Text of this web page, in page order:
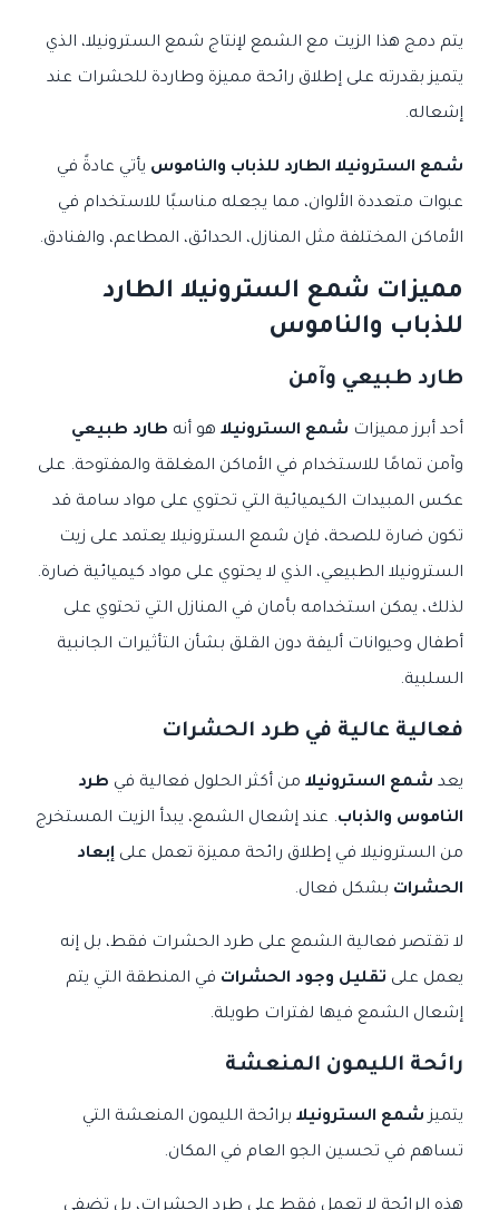
يتم دمج هذا الزيت مع الشمع لإنتاج شمع السترونيلا، الذي
يتميز بقدرته على إطلاق رائحة مميزة وطاردة للحشرات عند
إشعاله.
شمع السترونيلا الطارد للذباب والناموس يأتي عادةً في
عبوات متعددة الألوان، مما يجعله مناسبًا للاستخدام في
الأماكن المختلفة مثل المنازل، الحدائق، المطاعم، والفنادق.
مميزات شمع السترونيلا الطارد
للذباب والناموس
طارد طبيعي وآمن
أحد أبرز مميزات شمع السترونيلا هو أنه طارد طبيعي
وآمن تمامًا للاستخدام في الأماكن المغلقة والمفتوحة. على
عكس المبيدات الكيميائية التي تحتوي على مواد سامة قد
تكون ضارة للصحة، فإن شمع السترونيلا يعتمد على زيت
السترونيلا الطبيعي، الذي لا يحتوي على مواد كيميائية ضارة.
لذلك، يمكن استخدامه بأمان في المنازل التي تحتوي على
أطفال وحيوانات أليفة دون القلق بشأن التأثيرات الجانبية
السلبية.
فعالية عالية في طرد الحشرات
يعد شمع السترونيلا من أكثر الحلول فعالية في طرد
الناموس والذباب. عند إشعال الشمع، يبدأ الزيت المستخرج
من السترونيلا في إطلاق رائحة مميزة تعمل على إبعاد
الحشرات بشكل فعال.
لا تقتصر فعالية الشمع على طرد الحشرات فقط، بل إنه
يعمل على تقليل وجود الحشرات في المنطقة التي يتم
إشعال الشمع فيها لفترات طويلة.
رائحة الليمون المنعشة
يتميزشمع السترونيلا برائحة الليمون المنعشة التي
تساهم في تحسين الجو العام في المكان.